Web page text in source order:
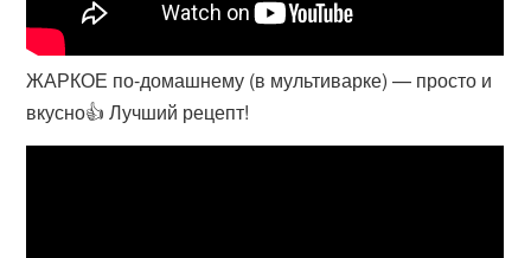
ЖАРКОЕ по-домашнему (в мультиварке) — просто и
вкусно👍 Лучший рецепт!